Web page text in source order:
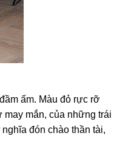
ấm. Màu đỏ rực rỡ
mắn, của những trái
đón chào thần tài,